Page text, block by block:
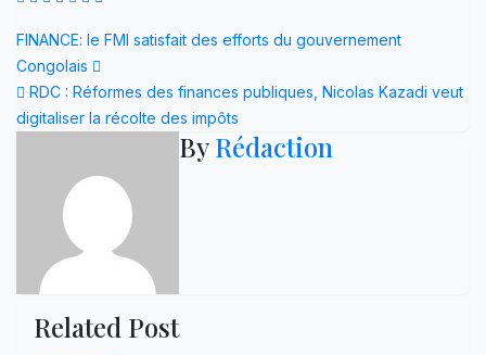
Navigation
de
l’article
FINANCE: le FMI satisfait des efforts du gouvernement
Congolais
RDC : Réformes des finances publiques, Nicolas Kazadi veut
digitaliser la récolte des impôts
ByRédaction
Related Post